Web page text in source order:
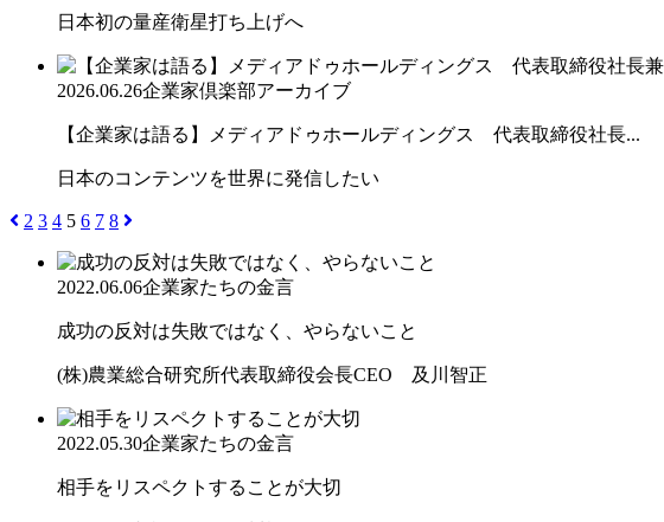
日本初の量産衛星打ち上げへ
2026.06.26企業家倶楽部アーカイブ
【企業家は語る】メディアドゥホールディングス 代表取締役社長...
日本のコンテンツを世界に発信したい
2 3 4 5 6 7 8
2022.06.06企業家たちの金言
成功の反対は失敗ではなく、やらないこと
(株)農業総合研究所代表取締役会長CEO 及川智正
2022.05.30企業家たちの金言
相手をリスペクトすることが大切